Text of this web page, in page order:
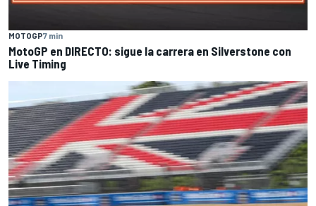
MOTOGP7 min
MotoGP en DIRECTO: sigue la carrera en Silverstone con
Live Timing